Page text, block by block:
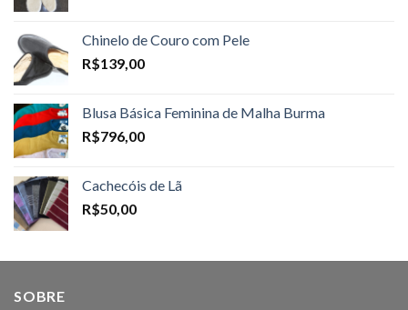
Chinelo de Couro com Pele
R$139,00
Blusa Básica Feminina de Malha Burma
R$796,00
Cachecóis de Lã
R$50,00
SOBRE